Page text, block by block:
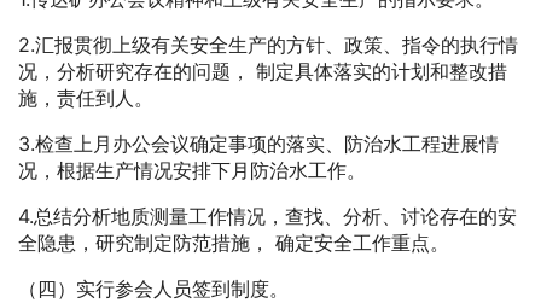
2.汇报贯彻上级有关安全生产的方针、政策、指令的执行情
况，分析研究存在的问题， 制定具体落实的计划和整改措
施，责任到人。
3.检查上月办公会议确定事项的落实、防治水工程进展情
况，根据生产情况安排下月防治水工作。
4.总结分析地质测量工作情况，查找、分析、讨论存在的安
全隐患，研究制定防范措施， 确定安全工作重点。
（四）实行参会人员签到制度。